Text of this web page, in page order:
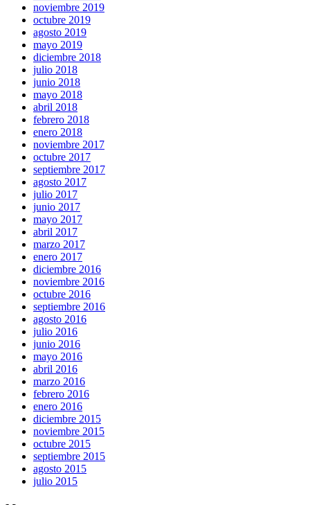
noviembre 2019
octubre 2019
agosto 2019
mayo 2019
diciembre 2018
julio 2018
junio 2018
mayo 2018
abril 2018
febrero 2018
enero 2018
noviembre 2017
octubre 2017
septiembre 2017
agosto 2017
julio 2017
junio 2017
mayo 2017
abril 2017
marzo 2017
enero 2017
diciembre 2016
noviembre 2016
octubre 2016
septiembre 2016
agosto 2016
julio 2016
junio 2016
mayo 2016
abril 2016
marzo 2016
febrero 2016
enero 2016
diciembre 2015
noviembre 2015
octubre 2015
septiembre 2015
agosto 2015
julio 2015